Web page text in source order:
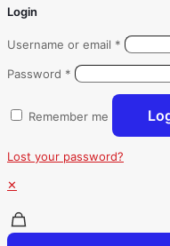
Login
Username or email *
Password *
Remember me
Lost your password?
✕